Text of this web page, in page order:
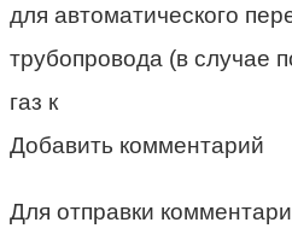
для автоматического
трубопровода (в случае
газ к
Добавить комментарий
Для отправки